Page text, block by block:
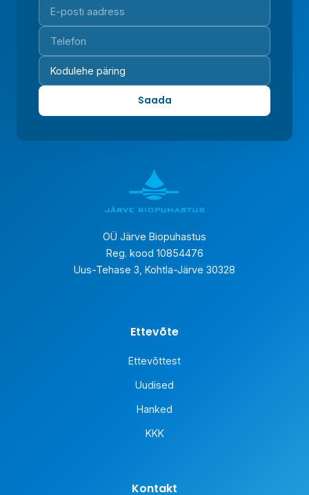
Saada
OÜ Järve Biopuhastus
Reg. kood 10854476
Uus-Tehase 3, Kohtla-Järve 30328
Ettevõte
Ettevõttest
Uudised
Hanked
KKK
Kontakt